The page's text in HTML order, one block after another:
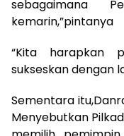
sebagaimana
kemarin,”pintanya
“Kita harapkan
sukseskan dengan
Sementara
Menyebutkan